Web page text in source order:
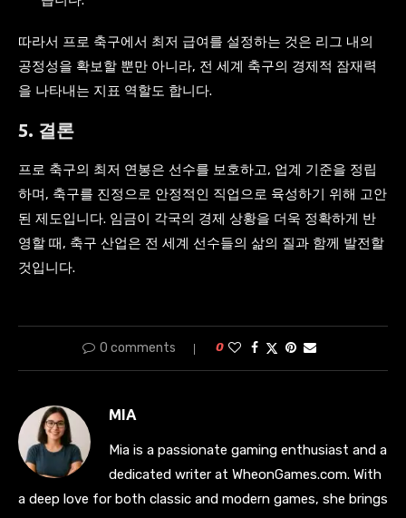
따라서 프로 축구에서 최저 급여를 설정하는 것은 리그 내의
공정성을 확보할 뿐만 아니라, 전 세계 축구의 경제적 잠재력
을 나타내는 지표 역할도 합니다.
5. 결론
프로 축구의 최저 연봉은 선수를 보호하고, 업계 기준을 정립
하며, 축구를 진정으로 안정적인 직업으로 육성하기 위해 고안
된 제도입니다. 임금이 각국의 경제 상황을 더욱 정확하게 반
영할 때, 축구 산업은 전 세계 선수들의 삶의 질과 함께 발전할
것입니다.
0 comments 0
MIA
Mia is a passionate gaming enthusiast and a
dedicated writer at WheonGames.com. With
a deep love for both classic and modern games, she brings